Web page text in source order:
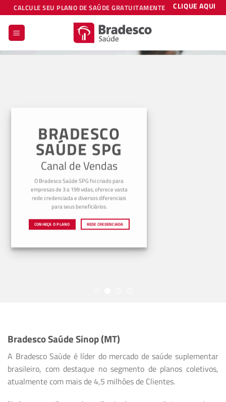
Skip
to
content
CALCULE SEU PLANO DE SAÚDE GRATUITAMENTE CLIQUE AQUI
BRADESCO
SAÚDE SPG
Canal de Vendas
O Bradesco Saúde SPG foi criado para
empresas de 3 a 199 vidas, oferece vasta
rede credenciada e diversos diferenciais
para seus beneficiários.
CONHEÇA O PLANO REDE CREDENCIADA
Bradesco Saúde Sinop (MT)
A Bradesco Saúde é líder do mercado de saúde suplementar
brasileiro, com destaque no segmento de planos coletivos,
atualmente com mais de 4,5 milhões de Clientes.